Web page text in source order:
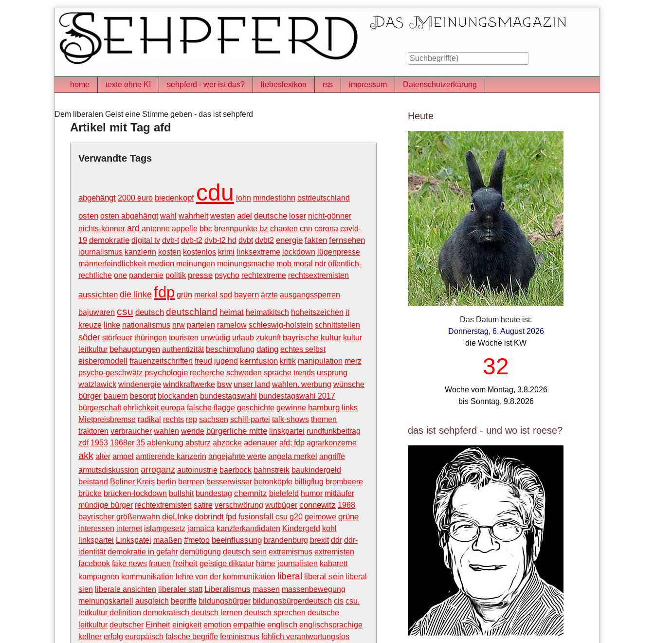
Navigation
home texte ohne KI sehpferd - wer ist das? liebeslexikon rss impressum Datenschutzerkärung
Dem liberalen Geist eine Stimme geben - das ist sehpferd
Artikel mit Tag afd
Verwandte Tags
abgehängt 2000 euro biedenkopf cdu lohn mindestlohn ostdeutschland
osten osten abgehängt wahl wahrheit westen adel deutsche loser nicht-gönner
nichts-könner ard antenne appelle bbc brennpunkte bz chaoten cnn corona covid-
19 demokratie digital tv dvb-t dvb-t2 dvb-t2 hd dvbt dvbt2 energie fakten fernsehen
journalismus kanzlerin kosten kostenlos krimi linksextreme lockdown lügenpresse
männerfeindlichkeit medien meinungen meinungsmache mob moral ndr öffentlich-
rechtliche one pandemie politik presse psycho rechtextreme rechtsextremisten
aussichten die linke fdp grün merkel spd bayern ärzte ausgangssperren
bajuwaren csu deutsch deutschland heimat heimatkitsch hoheitszeichen it
kreuze linke nationalismus nrw parteien ramelow schleswig-holstein schnittstellen
söder störfeuer thüringen touristen unwüdig urlaub zukunft bayrische kultur kultur
leitkultur behauptungen authentizität beschimpfung dating echtes selbst
eisbergmodell
frauenzeitschriften freud jugend kernfusion kritik manipulation merz
psycho-geschwätz psychologie recherche schweden sprache trends ursprung
watzlawick windenergie windkraftwerke bsw unser land wahlen. werbung wünsche
bürger bauern besorgt blockanden bundestagswahl
bundestagswahl 2017
bürgerschaft ehrlichkeit europa falsche flagge geschichte gewinne hamburg links
Mietpreisbremse radikal rechts rep sachsen schill-partei talk-shows themen
traktoren verbraucher wahlen wende bürgerliche mitte linskpartei rundfunkbeitrag
zdf 1953 1968er 35 ablenkung absturz abzocke adenauer afd; fdp agrarkonzerne
akk alter ampel amtierende kanzerin angejahrte werte angela merkel angriffe
armutsdiskussion arroganz autoinustrie baerbock bahnstreik baukindergeld
beistand Beliner Kreis berlin bermen besserwisser betonköpfe billigflug brombeere
brücke brücken-lockdown bullshit bundestag chemnitz bielefeld humor mitläufer
mündige bürger rechtextremisten satire verschwörung wutbüger connewitz 1968
bayrischer größenwahn dieLInke dobrindt fpd fusionsfall csu g20 geimowe grüne
interessen internet islamgesetz jamaica kanzlerkandidaten Kindergeld kohl
linkspartei Linkspatei maaßen #metoo beeinflussung brandenburg brexit ddr ddr-
identität demokratie in gefahr demütigung deutsch sein extremismus extremisten
facebook fake news frauen freiheit geistige diktatur häme journalisten kabarett
kampagnen kommunikation lehre von der kommunikation liberal liberal sein liberal
sien liberale ansichten liberaler statt Liberalismus massen massenbewegung
meinungskartell
ausgleich begriffe bildungsbürger bildungsbürgerdeutsch cis csu.
leitkultur definition demokratisch deutsch lernen deutsch sprechen deutsche
leitkultur deutscher Einheit einigkeit emotion empathie englisch englischsprachige
kellner erfolg europäisch falsche begriffe feminismus föhlich verantwortungslos
Seitenleiste
Heute
Das Datum heute ist:
Donnerstag, 6. August 2026
die Woche ist KW
32
Woche vom Montag, 3.8.2026
bis Sonntag, 9.8.2026
das ist sehpferd - und wo ist roese?